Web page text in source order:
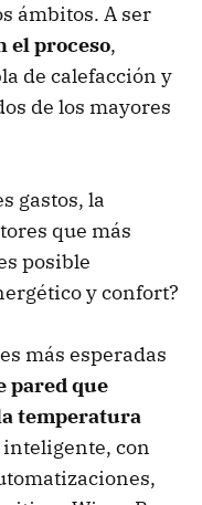
ámbitos. A ser
el proceso,
de calefacción y
de los mayores
gastos, la
que más
posible
y confort?
más esperadas
pared que
temperatura
con